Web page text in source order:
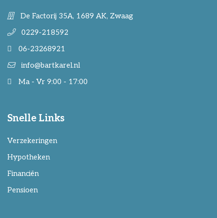
De Factorij 35A, 1689 AK, Zwaag
0229-218592
06-23268921
info@bartkarel.nl
Ma - Vr 9:00 - 17:00
Snelle Links
Verzekeringen
Hypotheken
Financiën
Pensioen